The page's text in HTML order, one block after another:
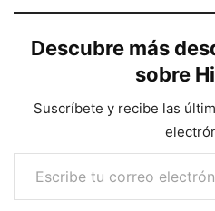
Descubre más
sobre
Suscríbete y recibe las
Escribe tu correo electrónico…